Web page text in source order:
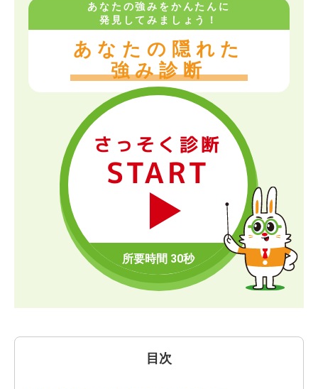
あなたの強みをかんたんに
発見してみましょう！
あなたの隠れた
強み診断
さっそく診断
START
目次